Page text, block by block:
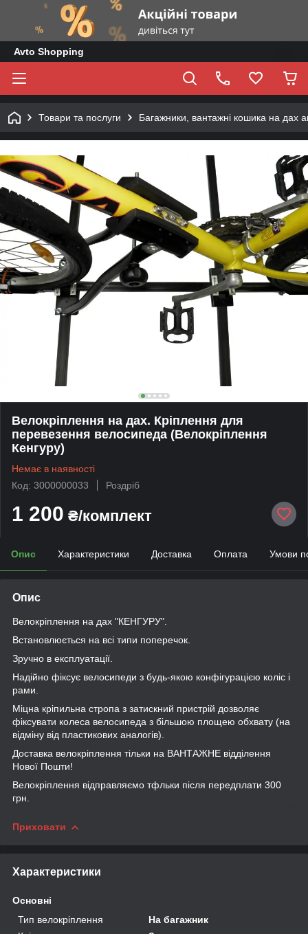
Avto Shopping
Товари та послуги Багажники, вантажні кошика на дах
Велокріплення на дах. Кріплення для
перевезення велосипеда (Велокріплення
Кенгуру)
Немає в наявності
Код: 3000000033
Роздріб
1 200 ₴/комплект
Опис Характеристики Доставка Оплата Умови
Опис
Велокріплення на дах "КЕНГУРУ".
Встановлюється на всі типи поперечок.
Зручно в експлуатації.
Надійно фіксує велосипеди з будь-якою конфігурацією коліс і
рами.
Міцна кріпильна стропа з затискний пристрій дозволяє
фіксувати колеса велосипеда з більшою площею обхвату (на
відміну від пластикових аналогів).
Доставка велокріплення тільки на ВАНТАЖНЕ відділення
Нової Пошти!
Велокріплення відправляємо тфльки після передплати 300
грн.
Приховати
Характеристики
Основні
Тип велокріплення
На багажник